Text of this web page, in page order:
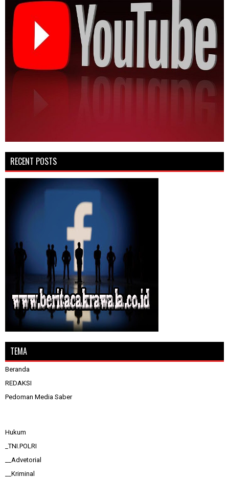
RECENT POSTS
TEMA
Beranda
REDAKSI
Pedoman Media Saber
Hukum
_TNI.POLRI
__Advetorial
__Kriminal